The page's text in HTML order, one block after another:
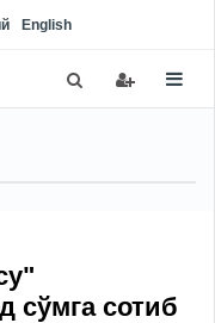
English
сўмга сотиб